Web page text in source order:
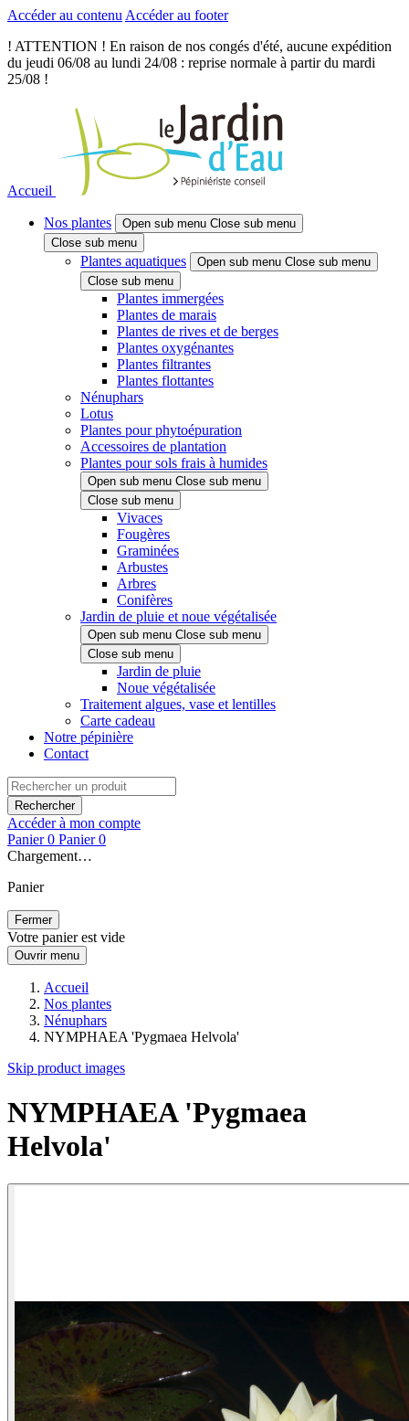
Accéder au contenu Accéder au footer
! ATTENTION ! En raison de nos congés d'été, aucune expédition
du jeudi 06/08 au lundi 24/08 : reprise normale à partir du mardi
25/08 !
Accueil
Nos plantes Open sub menu Close sub menu
Close sub menu
Plantes aquatiques Open sub menu Close sub menu
Close sub menu
Plantes immergées
Plantes de marais
Plantes de rives et de berges
Plantes oxygénantes
Plantes filtrantes
Plantes flottantes
Nénuphars
Lotus
Plantes pour phytoépuration
Accessoires de plantation
Plantes pour sols frais à humides
Open sub menu Close sub menu
Close sub menu
Vivaces
Fougères
Graminées
Arbustes
Arbres
Conifères
Jardin de pluie et noue végétalisée
Open sub menu Close sub menu
Close sub menu
Jardin de pluie
Noue végétalisée
Traitement algues, vase et lentilles
Carte cadeau
Notre pépinière
Contact
Rechercher
Accéder à mon compte
Panier 0 Panier 0
Chargement…
Panier
Fermer
Votre panier est vide
Ouvrir menu
Accueil
Nos plantes
Nénuphars
NYMPHAEA 'Pygmaea Helvola'
Skip product images
NYMPHAEA 'Pygmaea
Helvola'